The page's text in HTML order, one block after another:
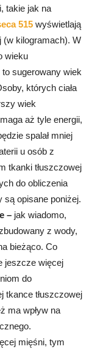
takie jak na
515 wyświetlają
(w kilogramach). W
wieku
sugerowany wiek
których ciała
wiek
aż tyle energii,
spalał mniej
u osób z
tkanki tłuszczowej
do obliczenia
są opisane poniżej.
– jak wiadomo,
z wody,
bieżąco. Co
jeszcze więcej
do
tkance tłuszczowej
ma wpływ na
mięśni, tym